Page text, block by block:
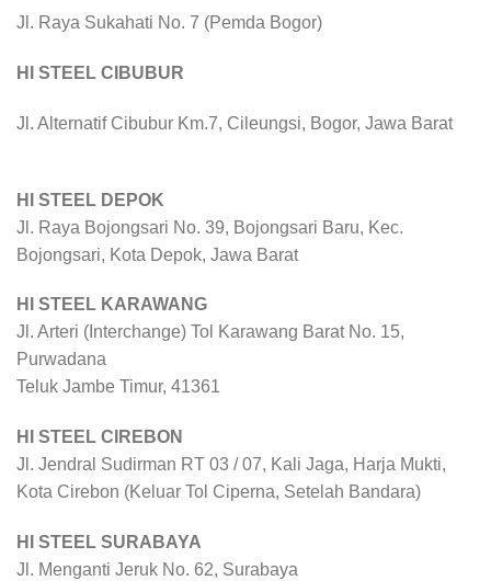
Jl. Raya Sukahati No. 7 (Pemda Bogor)
HI STEEL CIBUBUR
Jl. Alternatif Cibubur Km.7, Cileungsi, Bogor, Jawa Barat
HI STEEL DEPOK
Jl. Raya Bojongsari No. 39, Bojongsari Baru, Kec.
Bojongsari, Kota Depok, Jawa Barat
HI STEEL KARAWANG
Jl. Arteri (Interchange) Tol Karawang Barat No. 15,
Purwadana
Teluk Jambe Timur, 41361
HI STEEL CIREBON
Jl. Jendral Sudirman RT 03 / 07, Kali Jaga, Harja Mukti,
Kota Cirebon (Keluar Tol Ciperna, Setelah Bandara)
HI STEEL SURABAYA
Jl. Menganti Jeruk No. 62, Surabaya